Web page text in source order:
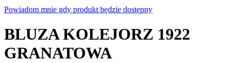
Powiadom mnie gdy produkt będzie dostępny
BLUZA KOLEJORZ 1922
GRANATOWA